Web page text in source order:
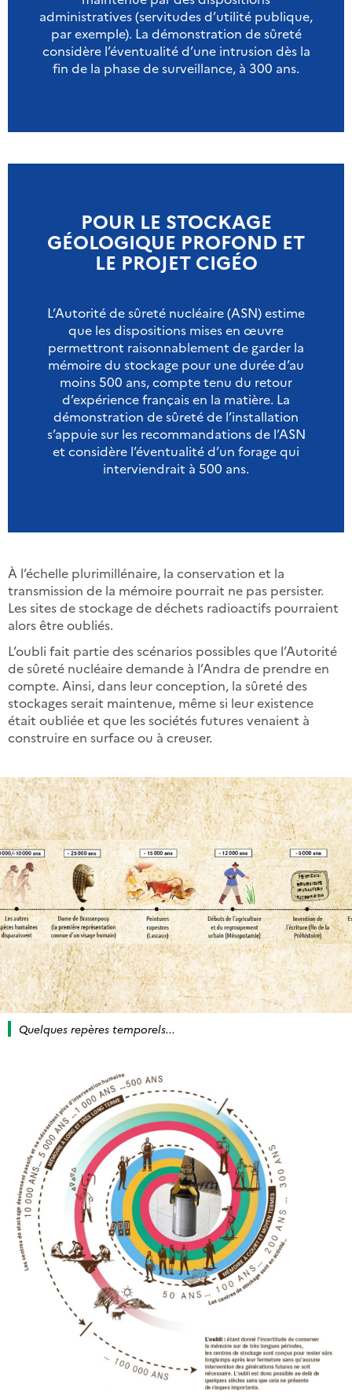
administratives (servitudes d’utilité publique,
par exemple). La démonstration de sûreté
considère l’éventualité d’une intrusion dès la
fin de la phase de surveillance, à 300 ans.
POUR LE STOCKAGE
GÉOLOGIQUE PROFOND ET
LE PROJET CIGÉO
L’Autorité de sûreté nucléaire (ASN) estime
que les dispositions mises en œuvre
permettront raisonnablement de garder la
mémoire du stockage pour une durée d’au
moins 500 ans, compte tenu du retour
d’expérience français en la matière. La
démonstration de sûreté de l’installation
s’appuie sur les recommandations de l’ASN
et considère l’éventualité d’un forage qui
interviendrait à 500 ans.
À l’échelle plurimillénaire, la conservation et la
transmission de la mémoire pourrait ne pas persister.
Les sites de stockage de déchets radioactifs pourraient
alors être oubliés.
L’oubli fait partie des scénarios possibles que l’Autorité
de sûreté nucléaire demande à l’Andra de prendre en
compte. Ainsi, dans leur conception, la sûreté des
stockages serait maintenue, même si leur existence
était oubliée et que les sociétés futures venaient à
construire en surface ou à creuser.
Quelques repères temporels...